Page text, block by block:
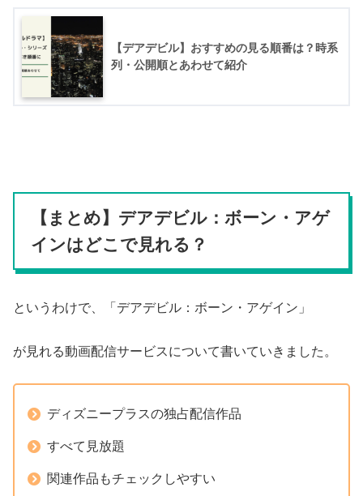
【デアデビル】おすすめの見る順番は？時系
列・公開順とあわせて紹介
【まとめ】デアデビル：ボーン・アゲ
インはどこで見れる？
というわけで、「デアデビル：ボーン・アゲイン」
が見れる動画配信サービスについて書いていきました。
ディズニープラスの独占配信作品
すべて見放題
関連作品もチェックしやすい